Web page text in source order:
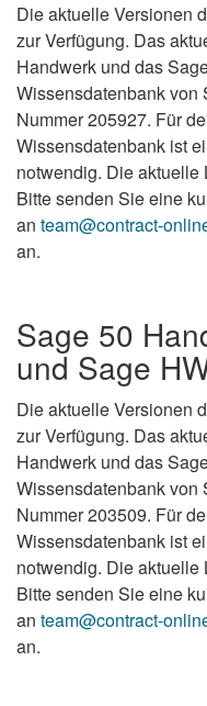
Die aktuelle Versionen
zur Verfügung. Das
Handwerk und das
Wissensdatenbank von
Nummer 205927. Für
Wissensdatenbank ist
notwendig. Die aktuelle
Bitte senden Sie eine
an team@contract-
an.
Sage 50
und Sage
Die aktuelle Versionen
zur Verfügung. Das
Handwerk und das
Wissensdatenbank von
Nummer 203509. Für
Wissensdatenbank ist
notwendig. Die aktuelle
Bitte senden Sie eine
an team@contract-
an.